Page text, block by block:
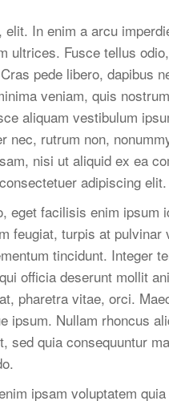
In enim a arcu
ultrices. Fusce tellus
pede libero, dapibus
veniam, quis
aliquam vestibulum
rutrum non,
nisi ut aliquid ex ea
adipiscing
facilisis enim ipsum
feugiat, turpis at
tincidunt. Integer
officia deserunt mollit
pharetra vitae, orci.
Nullam rhoncus
quia consequuntur
ipsam voluptatem